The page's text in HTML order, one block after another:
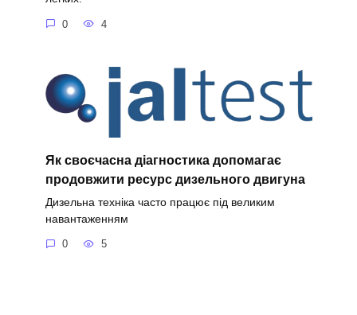
0 4
Як своєчасна діагностика допомагає
продовжити ресурс дизельного двигуна
Дизельна техніка часто працює під великим
навантаженням
0 5